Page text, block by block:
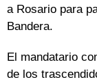
a Rosario para
Bandera.
El mandatario
de los